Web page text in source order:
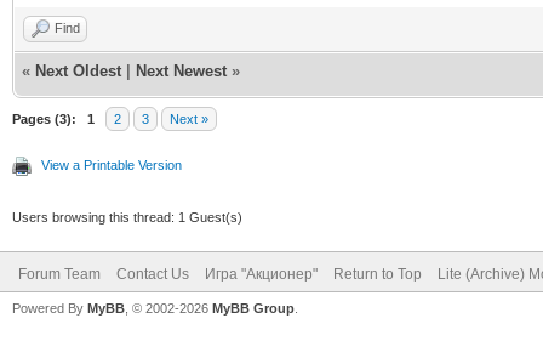
Find
« Next Oldest Next Newest »
Pages (3): 1 2 3 Next »
View a Printable Version
Users browsing this thread: 1 Guest(s)
Forum Team Contact Us Игра "Акционер" Return to Top Lite (Archive)
Powered By MyBB , © 2002-2026 MyBB Group